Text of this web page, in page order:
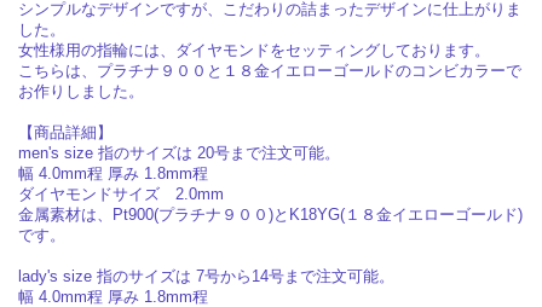
シンプルなデザインですが、こだわりの詰まったデザインに仕上がりま
した。
女性様用の指輪には、ダイヤモンドをセッティングしております。
こちらは、プラチナ９００と１８金イエローゴールドのコンビカラーで
お作りしました。
【商品詳細】
men's size 指のサイズは 20号まで注文可能。
幅 4.0mm程 厚み 1.8mm程
ダイヤモンドサイズ 2.0mm
金属素材は、Pt900(プラチナ９００)とK18YG(１８金イエローゴールド)
です。
lady's size 指のサイズは 7号から14号まで注文可能。
幅 4.0mm程 厚み 1.8mm程